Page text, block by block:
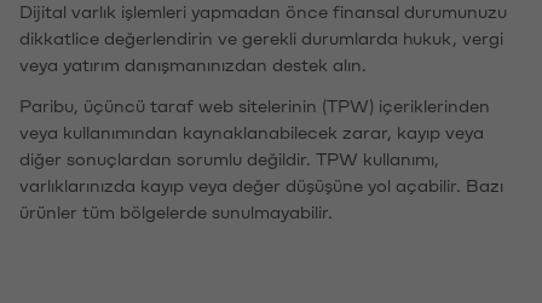
Dijital varlık işlemleri yapmadan önce finansal durumunuzu
dikkatlice değerlendirin ve gerekli durumlarda hukuk, vergi
veya yatırım danışmanınızdan destek alın.
Paribu, üçüncü taraf web sitelerinin (TPW) içeriklerinden
veya kullanımından kaynaklanabilecek zarar, kayıp veya
diğer sonuçlardan sorumlu değildir. TPW kullanımı,
varlıklarınızda kayıp veya değer düşüşüne yol açabilir. Bazı
ürünler tüm bölgelerde sunulmayabilir.